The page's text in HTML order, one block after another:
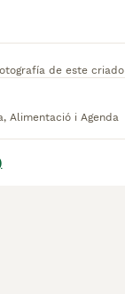
de este
Alimentació i Agenda